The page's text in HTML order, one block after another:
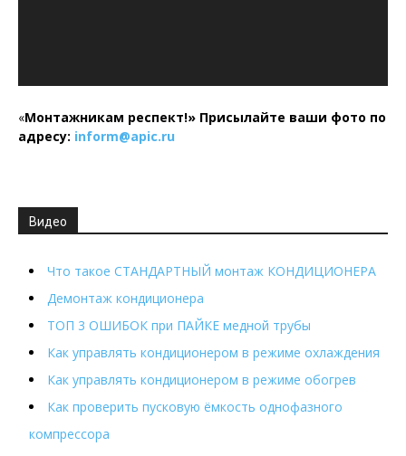
«Монтажникам респект!» Присылайте ваши фото по
адресу: inform@apic.ru
Видео
Что такое СТАНДАРТНЫЙ монтаж КОНДИЦИОНЕРА
Демонтаж кондиционера
ТОП 3 ОШИБОК при ПАЙКЕ медной трубы
Как управлять кондиционером в режиме охлаждения
Как управлять кондиционером в режиме обогрев
Как проверить пусковую ёмкость однофазного
компрессора